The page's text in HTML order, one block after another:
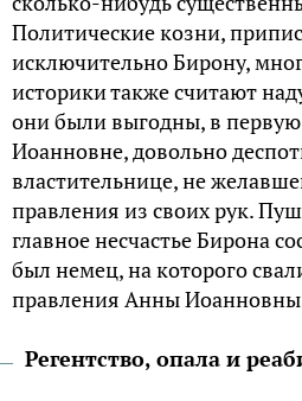
Политические козни,
исключительно Бирону,
историки также считают
они были выгодны, в
Иоанновне, довольно
властительнице, не
правления из своих рук.
главное несчастье Бирона
был немец, на которого
правления Анны
Регентство, опала и